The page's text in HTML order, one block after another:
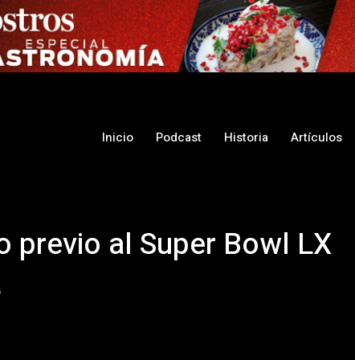
Inicio Podcast Historia Artículos
previo al Super Bowl LX